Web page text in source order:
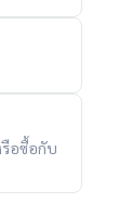
รือซื้อกับ